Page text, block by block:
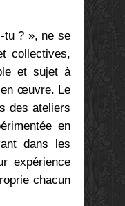
tu ? », ne se
collectives,
et sujet à
en œuvre. Le
des ateliers
en
dans les
expérience
chacun